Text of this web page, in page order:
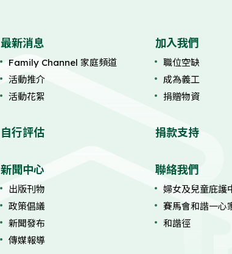
最新消息
Family Channel 家庭頻道
活動推介
活動花絮
自行評估
新聞中心
出版刊物
政策倡議
新聞發布
傳媒報導
加入我們
職位空缺
成為義工
捐贈物資
捐款支持
聯絡我們
婦女及兒童庇護
賽馬會和諧一心
和諧徑